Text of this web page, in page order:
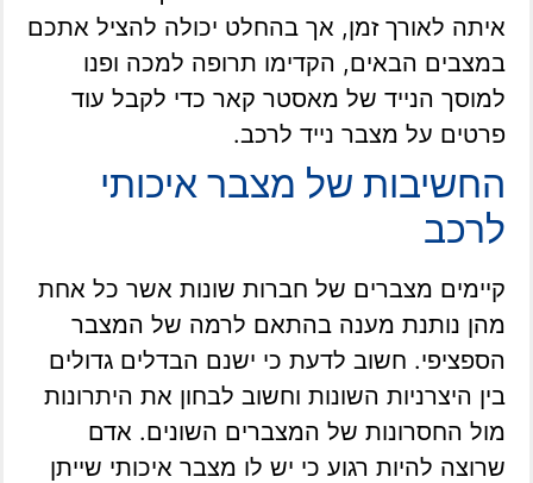
איתה לאורך זמן, אך בהחלט יכולה להציל אתכם
במצבים הבאים, הקדימו תרופה למכה ופנו
למוסך הנייד של מאסטר קאר כדי לקבל עוד
פרטים על מצבר נייד לרכב.
החשיבות של מצבר איכותי
לרכב
קיימים מצברים של חברות שונות אשר כל אחת
מהן נותנת מענה בהתאם לרמה של המצבר
הספציפי. חשוב לדעת כי ישנם הבדלים גדולים
בין היצרניות השונות וחשוב לבחון את היתרונות
מול החסרונות של המצברים השונים. אדם
שרוצה להיות רגוע כי יש לו מצבר איכותי שייתן